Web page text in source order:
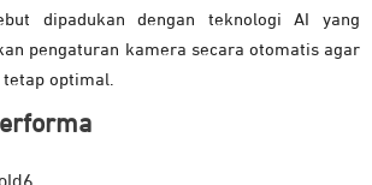
dipadukan dengan teknologi AI yang
pengaturan kamera secara otomatis agar
optimal.